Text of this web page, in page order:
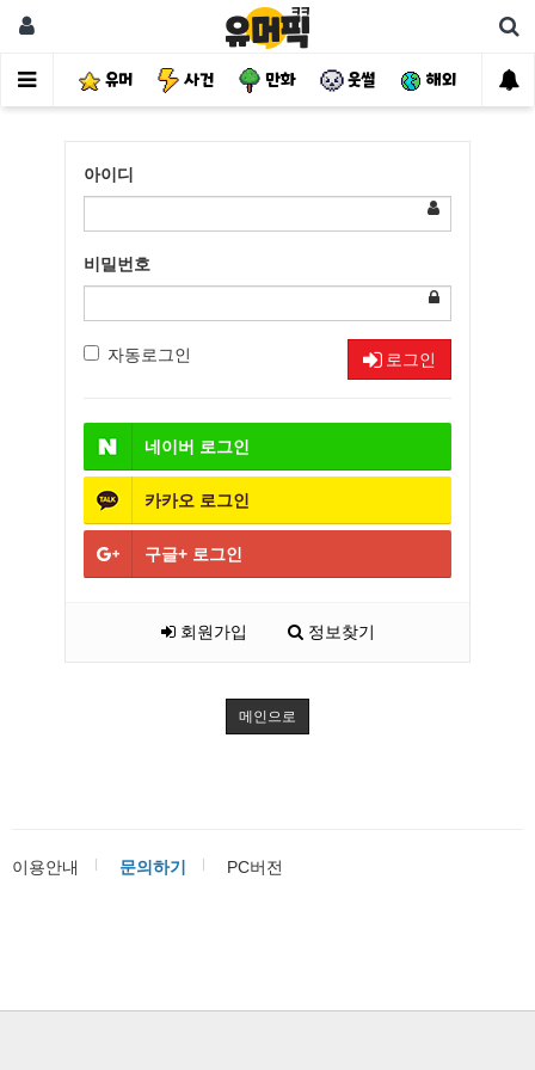
유머 사건 만화 웃썰 해외 핫
아이디
비밀번호
자동로그인 로그인
네이버 로그인
카카오 로그인
구글+ 로그인
회원가입 정보찾기
메인으로
이용안내 문의하기 PC버전